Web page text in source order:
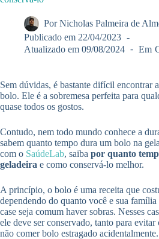
Por Nicholas Palmeira de
Publicado em 22/04/2023
Atualizado em 09/08/2024 Em
Sem dúvidas, é bastante difícil encontrar
bolo. Ele é a sobremesa perfeita para
quase todos os gostos.
Contudo, nem todo mundo conhece a
sabem quanto tempo dura um bolo na
com o SaúdeLab, saiba por quanto
geladeira e como conservá-lo melhor.
A princípio, o bolo é uma receita que
dependendo do quanto você e sua família
case seja comum haver sobras. Nesses
ele deve ser conservado, tanto para
não comer bolo estragado acidentalmente.